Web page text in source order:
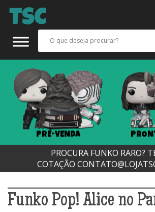
PRÉ-VENDA
PROCURA FUNKO RARO?
COTAÇÃO
Funko Pop! Alice no